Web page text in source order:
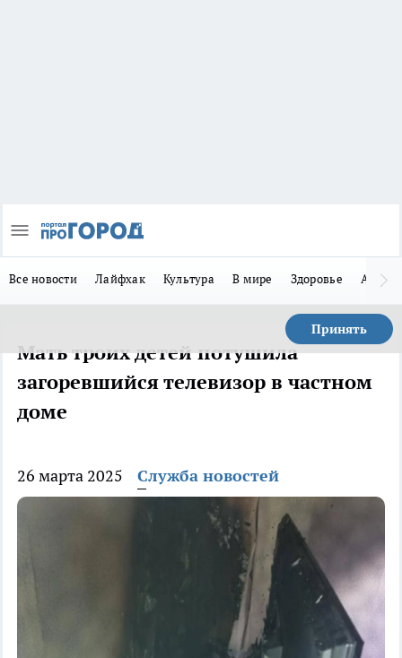
Все новости Лайфхак Культура В мире Здоровье Авто
Принять
Мать троих детей потушила
загоревшийся телевизор в частном
доме
26 марта 2025 Служба новостей